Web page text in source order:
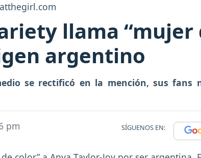
llama “mujer
argentino
se rectificó en la mención, sus fans
pm SÍGUENOS EN: